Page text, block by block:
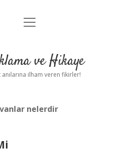
Anasayfa
Yasal Uyarı
menüyü
ve Hikaye
anılarına ilham veren fikirler!
nelerdir